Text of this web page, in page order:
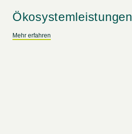
Ökosystemleistungen
Mehr erfahren